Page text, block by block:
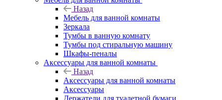
Назад
Мебель для ванной комнаты
Зеркала
Тумбы в ванную комнату
Тумбы под стиральную машину
Шкафы-пеналы
Аксессуары для ванной комнаты
Назад
Аксессуары для ванной комнаты
Аксессуары
Держатели для туалетной бумаги